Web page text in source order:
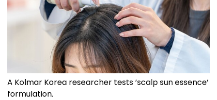
A Kolmar Korea researcher tests ‘scalp sun essence’
formulation.